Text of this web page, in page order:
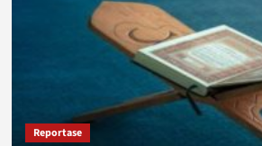
Reportase